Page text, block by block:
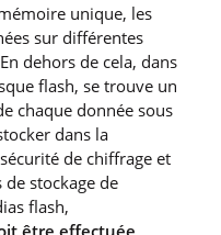
unique, les
sur différentes
dehors de cela, dans
flash, se trouve un
chaque donnée sous
dans la
de chiffrage et
stockage de
flash,
être effectuée